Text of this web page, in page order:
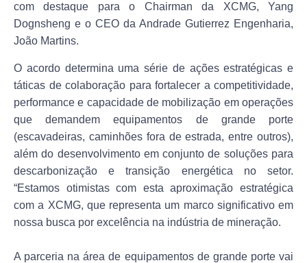
com destaque para o Chairman da XCMG, Yang
Dognsheng e o CEO da Andrade Gutierrez Engenharia,
João Martins.
O acordo determina uma série de ações estratégicas e
táticas de colaboração para fortalecer a competitividade,
performance e capacidade de mobilização em operações
que demandem equipamentos de grande porte
(escavadeiras, caminhões fora de estrada, entre outros),
além do desenvolvimento em conjunto de soluções para
descarbonização e transição energética no setor.
“Estamos otimistas com esta aproximação estratégica
com a XCMG, que representa um marco significativo em
nossa busca por excelência na indústria de mineração.
A parceria na área de equipamentos de grande porte vai